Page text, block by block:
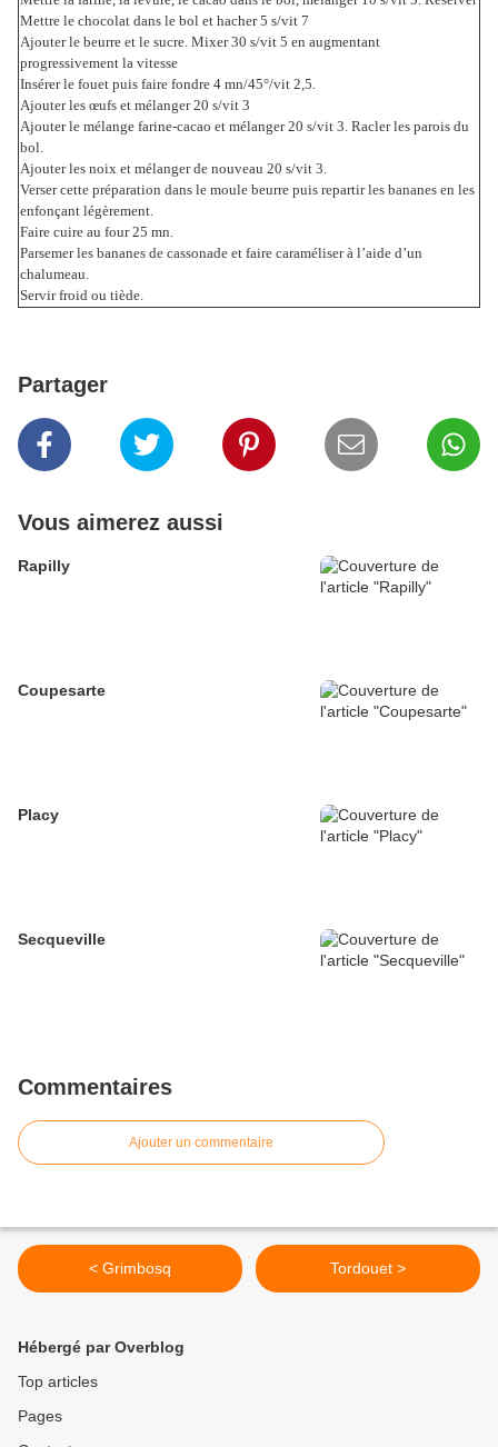
Mettre le chocolat dans le bol et hacher 5 s/vit 7
Ajouter le beurre et le sucre. Mixer 30 s/vit 5 en augmentant
progressivement la vitesse
Insérer le fouet puis faire fondre 4 mn/45°/vit 2,5.
Ajouter les œufs et mélanger 20 s/vit 3
Ajouter le mélange farine-cacao et mélanger 20 s/vit 3. Racler les parois du
bol.
Ajouter les noix et mélanger de nouveau 20 s/vit 3.
Verser cette préparation dans le moule beurre puis repartir les bananes en les
enfonçant légèrement.
Faire cuire au four 25 mn.
Parsemer les bananes de cassonade et faire caraméliser à l’aide d’un
chalumeau.
Servir froid ou tiède.
Partager
Vous aimerez aussi
Rapilly
Coupesarte
Placy
Secqueville
Commentaires
Ajouter un commentaire
< Grimbosq Tordouet >
Hébergé par Overblog
Top articles
Pages